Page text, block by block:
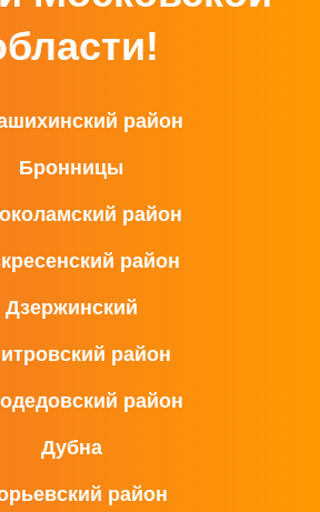
район
Бронницы
район
район
Дзержинский
район
район
Дубна
район